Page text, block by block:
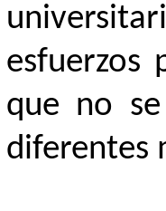
esfuerzos
que no
diferentes